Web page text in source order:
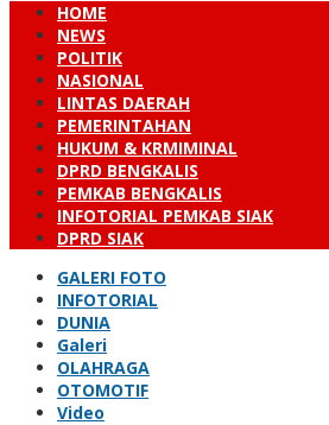
HOME
NEWS
POLITIK
NASIONAL
LINTAS DAERAH
PEMERINTAHAN
HUKUM & KRMIMINAL
DPRD BENGKALIS
PEMKAB BENGKALIS
INFOTORIAL PEMKAB SIAK
DPRD SIAK
GALERI FOTO
INFOTORIAL
DUNIA
Galeri
OLAHRAGA
OTOMOTIF
Video